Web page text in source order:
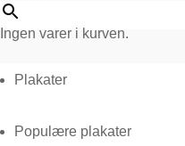
Ingen varer i kurven.
Plakater
Populære plakater